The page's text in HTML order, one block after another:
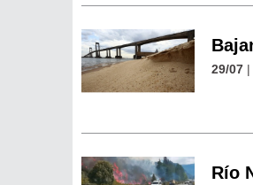
29/07
Río